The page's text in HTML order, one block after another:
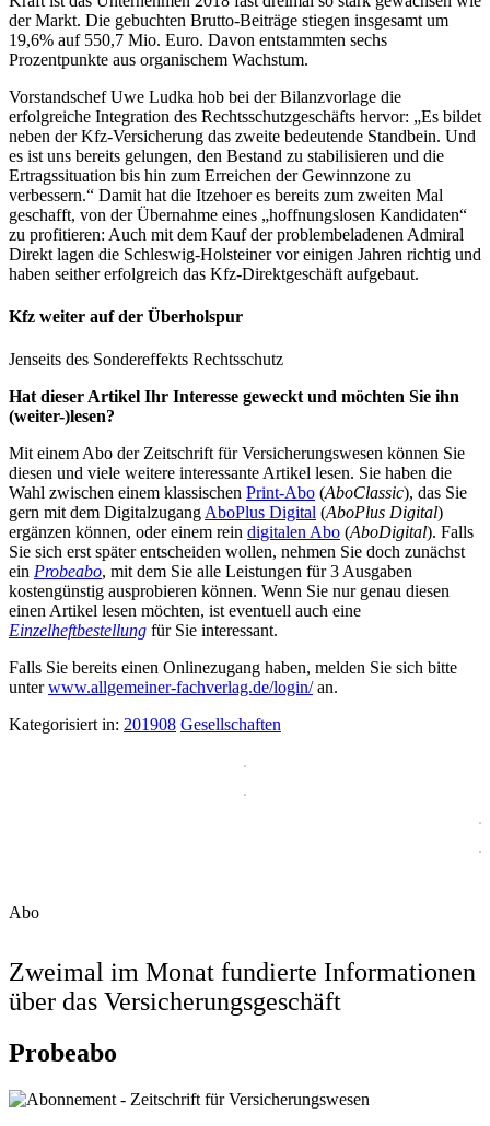
der Markt. Die gebuchten Brutto-Beiträge stiegen insgesamt um
19,6% auf 550,7 Mio. Euro. Davon entstammten sechs
Prozentpunkte aus organischem Wachstum.
Vorstandschef Uwe Ludka hob bei der Bilanzvorlage die
erfolgreiche Integration des Rechtsschutzgeschäfts hervor: „Es bildet
neben der Kfz-Versicherung das zweite bedeutende Standbein. Und
es ist uns bereits gelungen, den Bestand zu stabilisieren und die
Ertragssituation bis hin zum Erreichen der Gewinnzone zu
verbessern.“ Damit hat die Itzehoer es bereits zum zweiten Mal
geschafft, von der Übernahme eines „hoffnungslosen Kandidaten“
zu profitieren: Auch mit dem Kauf der problembeladenen Admiral
Direkt lagen die Schleswig-Holsteiner vor einigen Jahren richtig und
haben seither erfolgreich das Kfz-Direktgeschäft aufgebaut.
Kfz weiter auf der Überholspur
Jenseits des Sondereffekts Rechtsschutz
Hat dieser Artikel Ihr Interesse geweckt und möchten Sie ihn
(weiter-)lesen?
Mit einem Abo der Zeitschrift für Versicherungswesen können Sie
diesen und viele weitere interessante Artikel lesen. Sie haben die
Wahl zwischen einem klassischen Print-Abo (AboClassic), das Sie
gern mit dem DigitalzugangAboPlus Digital (AboPlus Digital)
ergänzen können, oder einem rein digitalen Abo (AboDigital). Falls
Sie sich erst später entscheiden wollen, nehmen Sie doch zunächst
ein Probeabo, mit dem Sie alle Leistungen für 3 Ausgaben
kostengünstig ausprobieren können. Wenn Sie nur genau diesen
einen Artikel lesen möchten, ist eventuell auch eine
Einzelheftbestellung für Sie interessant.
Falls Sie bereits einen Onlinezugang haben, melden Sie sich bitte
unterwww.allgemeiner-fachverlag.de/login/an.
Kategorisiert in: 201908 Gesellschaften
Abo
Zweimal im Monat fundierte Informationen
über das Versicherungsgeschäft
Probeabo